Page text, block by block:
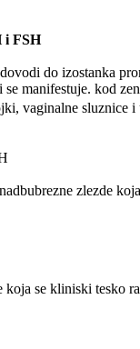
i FSH
do izostanka
manifestuje. kod
vaginalne sluznice
zlezde
koja se kliniski tesko